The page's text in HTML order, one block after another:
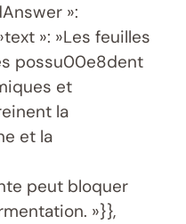
»:
»: »Les feuilles
possu00e8dent
et
la
et la
peut bloquer
»}},